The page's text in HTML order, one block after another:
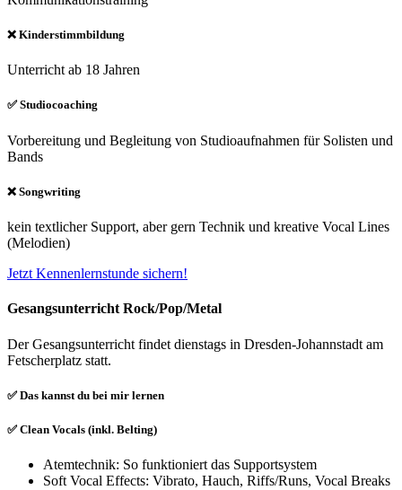
❌ Kinderstimmbildung
Unterricht ab 18 Jahren
✅ Studiocoaching
Vorbereitung und Begleitung von Studioaufnahmen für Solisten und
Bands
❌ Songwriting
kein textlicher Support, aber gern Technik und kreative Vocal Lines
(Melodien)
Jetzt Kennenlernstunde sichern!
Gesangsunterricht Rock/Pop/Metal
Der Gesangsunterricht findet dienstags in Dresden-Johannstadt am
Fetscherplatz statt.
✅ Das kannst du bei mir lernen
✅ Clean Vocals (inkl. Belting)
Atemtechnik: So funktioniert das Supportsystem
Soft Vocal Effects: Vibrato, Hauch, Riffs/Runs, Vocal Breaks